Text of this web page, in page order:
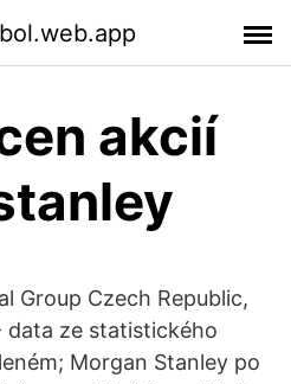
akcií
Group Czech Republic,
data ze statistického
Morgan Stanley po